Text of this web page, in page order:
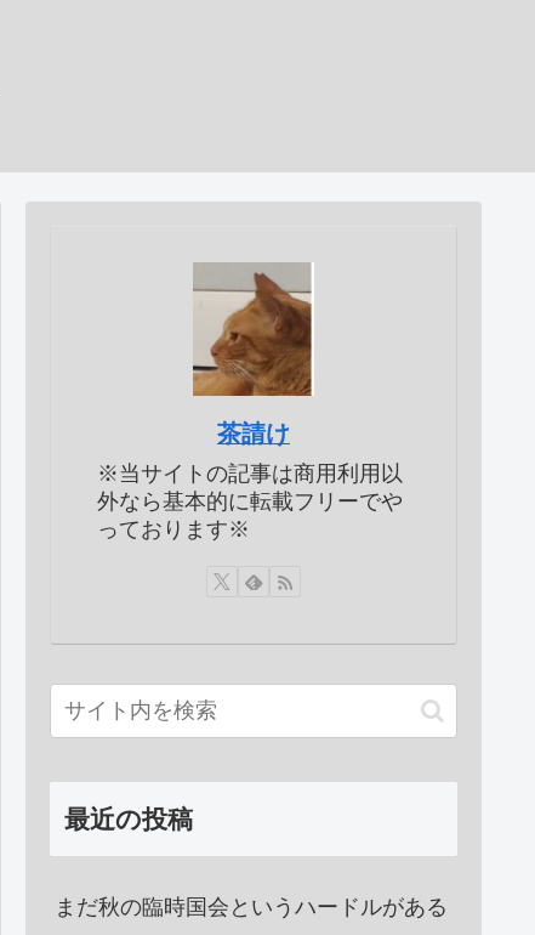
茶請け
※当サイトの記事は商用利用以
外なら基本的に転載フリーでや
っております※
最近の投稿
まだ秋の臨時国会というハードルがある